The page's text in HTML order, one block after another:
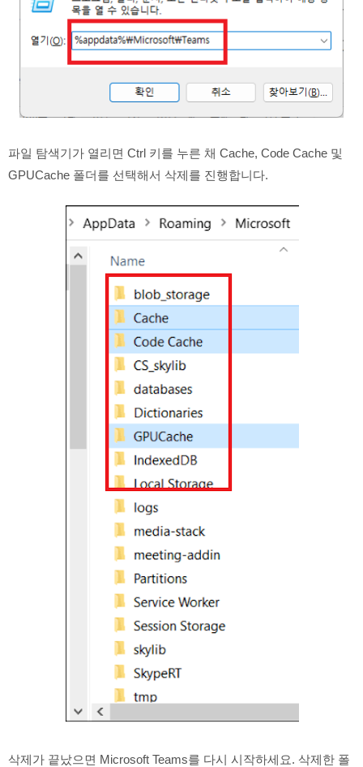
파일 탐색기가 열리면 Ctrl 키를 누른 채 Cache, Code Cache 및
GPUCache 폴더를 선택해서 삭제를 진행합니다.
삭제가 끝났으면 Microsoft Teams를 다시 시작하세요. 삭제한 폴